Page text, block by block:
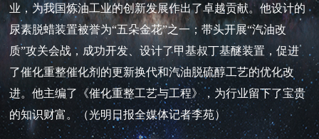
业，为我国炼油工业的创新发展作出了卓越贡献。他设计的
尿素脱蜡装置被誉为“五朵金花”之一；带头开展“汽油改
质”攻关会战，成功开发、设计了甲基叔丁基醚装置，促进
了催化重整催化剂的更新换代和汽油脱硫醇工艺的优化改
进。他主编了《催化重整工艺与工程》，为行业留下了宝贵
的知识财富。（光明日报全媒体记者李苑）